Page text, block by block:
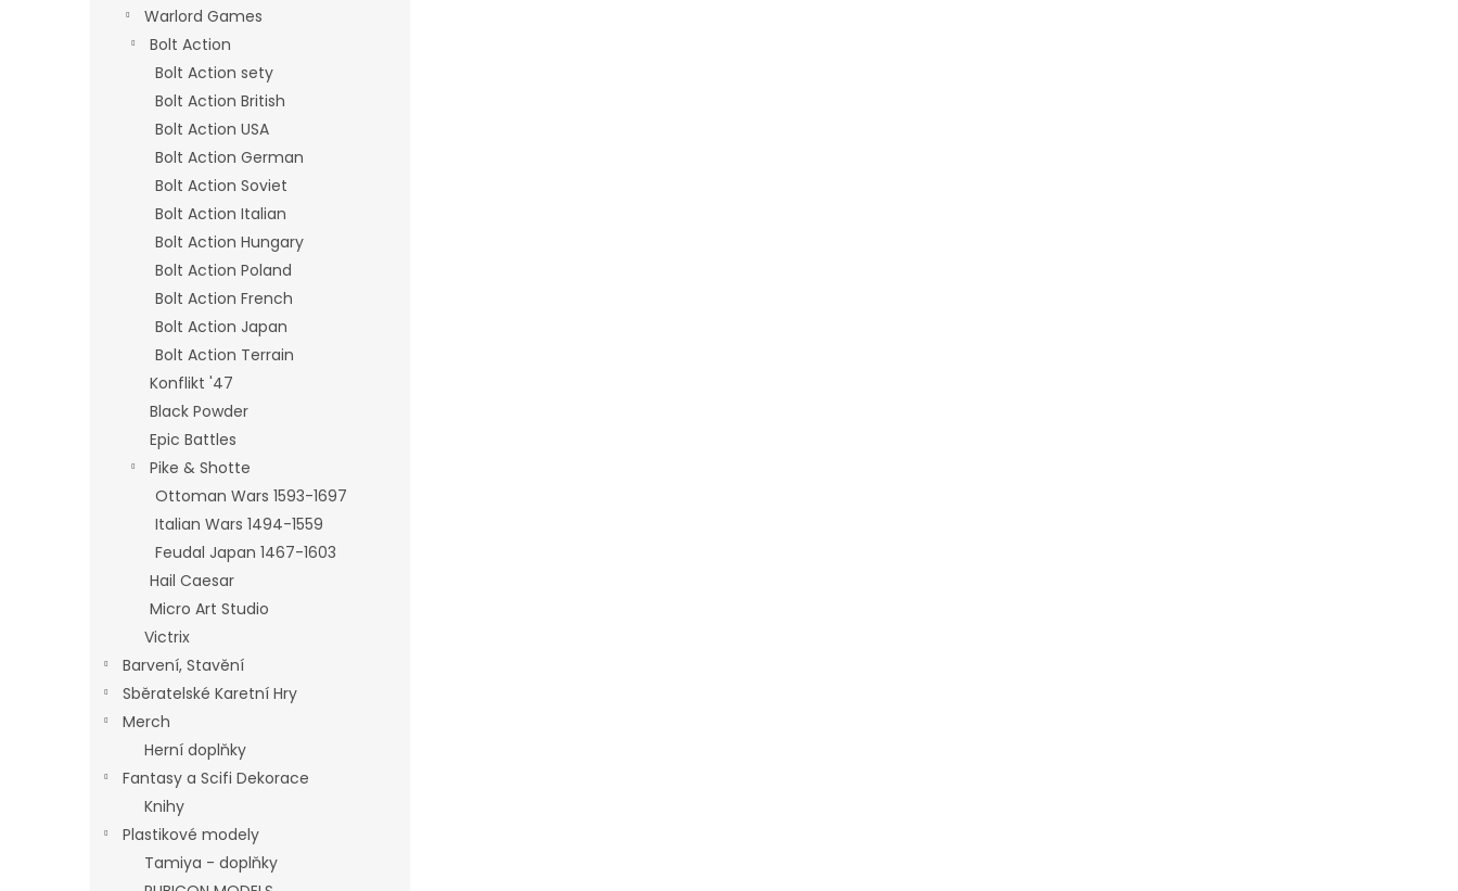
Warlord Games
Bolt Action
Bolt Action sety
Bolt Action British
Bolt Action USA
Bolt Action German
Bolt Action Soviet
Bolt Action Italian
Bolt Action Hungary
Bolt Action Poland
Bolt Action French
Bolt Action Japan
Bolt Action Terrain
Konflikt '47
Black Powder
Epic Battles
Pike & Shotte
Ottoman Wars 1593-1697
Italian Wars 1494-1559
Feudal Japan 1467-1603
Hail Caesar
Micro Art Studio
Victrix
Barvení, Stavění
Sběratelské Karetní Hry
Merch
Herní doplňky
Fantasy a Scifi Dekorace
Knihy
Plastikové modely
Tamiya - doplňky